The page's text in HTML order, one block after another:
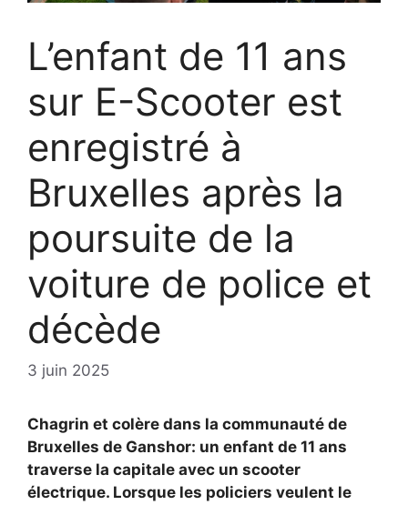
L’enfant de 11 ans
sur E-Scooter est
enregistré à
Bruxelles après la
poursuite de la
voiture de police et
décède
3 juin 2025
Chagrin et colère dans la communauté de
Bruxelles de Ganshor: un enfant de 11 ans
traverse la capitale avec un scooter
électrique. Lorsque les policiers veulent le